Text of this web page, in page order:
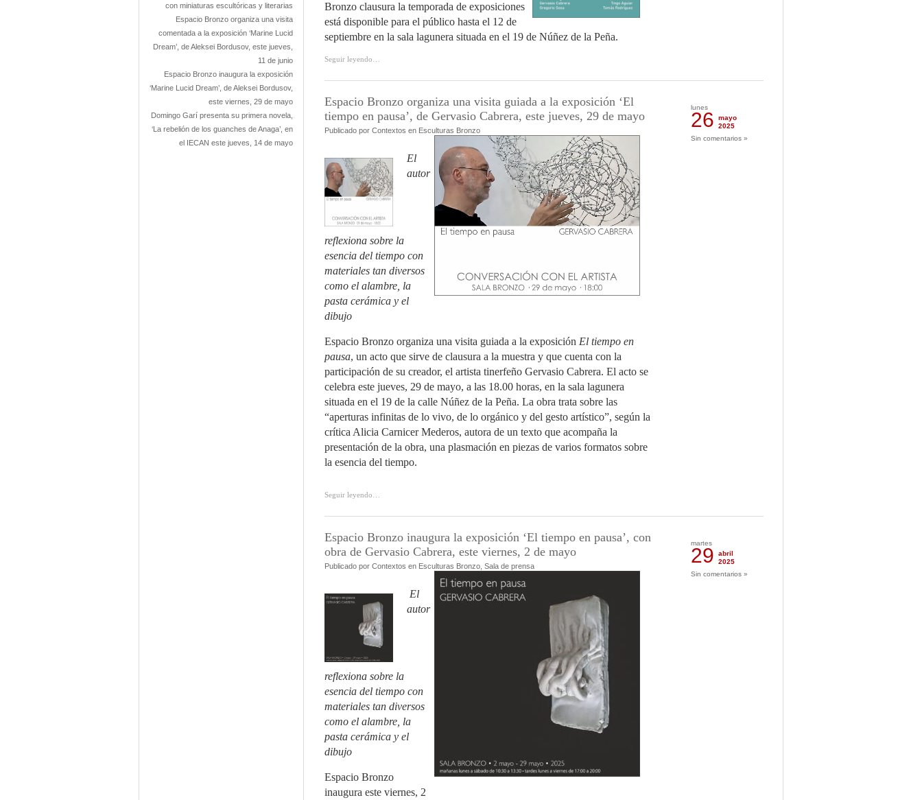
con miniaturas escultóricas y literarias
Espacio Bronzo organiza una visita
comentada a la exposición ‘Marine Lucid
Dream’, de Aleksei Bordusov, este jueves,
11 de junio
Espacio Bronzo inaugura la exposición
‘Marine Lucid Dream’, de Aleksei Bordusov,
este viernes, 29 de mayo
Domingo Garí presenta su primera novela,
‘La rebelión de los guanches de Anaga’, en
el IECAN este jueves, 14 de mayo
Bronzo clausura la temporada de exposiciones
está disponible para el público hasta el 12 de
septiembre en la sala lagunera situada en el 19 de Núñez de la Peña.
Seguir leyendo…
Espacio Bronzo organiza una visita guiada a la exposición ‘El
tiempo en pausa’, de Gervasio Cabrera, este jueves, 29 de mayo
Publicado por Contextos en Esculturas Bronzo
El
autor
reflexiona sobre la
esencia del tiempo con
materiales tan diversos
como el alambre, la
pasta cerámica y el
dibujo
Espacio Bronzo organiza una visita guiada a la exposición El tiempo en
pausa, un acto que sirve de clausura a la muestra y que cuenta con la
participación de su creador, el artista tinerfeño Gervasio Cabrera. El acto se
celebra este jueves, 29 de mayo, a las 18.00 horas, en la sala lagunera
situada en el 19 de la calle Núñez de la Peña. La obra trata sobre las
“aperturas infinitas de lo vivo, de lo orgánico y del gesto artístico”, según la
crítica Alicia Carnicer Mederos, autora de un texto que acompaña la
presentación de la obra, una plasmación en piezas de varios formatos sobre
la esencia del tiempo.
Seguir leyendo…
lunes
26
mayo
2025
Sin comentarios »
Espacio Bronzo inaugura la exposición ‘El tiempo en pausa’, con
obra de Gervasio Cabrera, este viernes, 2 de mayo
Publicado por Contextos en Esculturas Bronzo, Sala de prensa
El
autor
reflexiona sobre la
esencia del tiempo con
materiales tan diversos
como el alambre, la
pasta cerámica y el
dibujo
Espacio Bronzo
inaugura este viernes, 2
martes
29
abril
2025
Sin comentarios »